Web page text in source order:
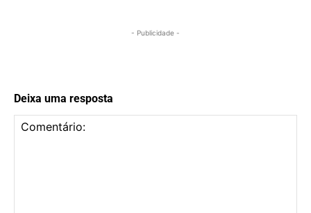
- Publicidade -
Deixa uma resposta